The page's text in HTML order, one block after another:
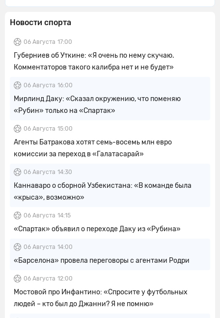
Новости спорта
06 Августа 17:00
Губерниев об Уткине: «Я очень по нему скучаю.
Комментаторов такого калибра нет и не будет»
06 Августа 16:00
Мирлинд Даку: «Сказал окружению, что поменяю
«Рубин» только на «Спартак»
06 Августа 15:00
Агенты Батракова хотят семь-восемь млн евро
комиссии за переход в «Галатасарай»
06 Августа 14:30
Каннаваро о сборной Узбекистана: «В команде была
«крыса», возможно»
06 Августа 14:15
«Спартак» объявил о переходе Даку из «Рубина»
06 Августа 14:00
«Барселона» провела переговоры с агентами Родри
06 Августа 12:00
Мостовой про Инфантино: «Спросите у футбольных
людей – кто был до Джанни? Я не помню»